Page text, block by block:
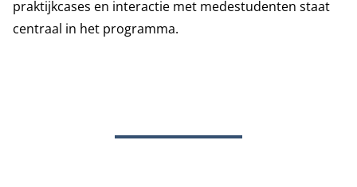
praktijkcases en interactie met medestudenten staat
centraal in het programma.